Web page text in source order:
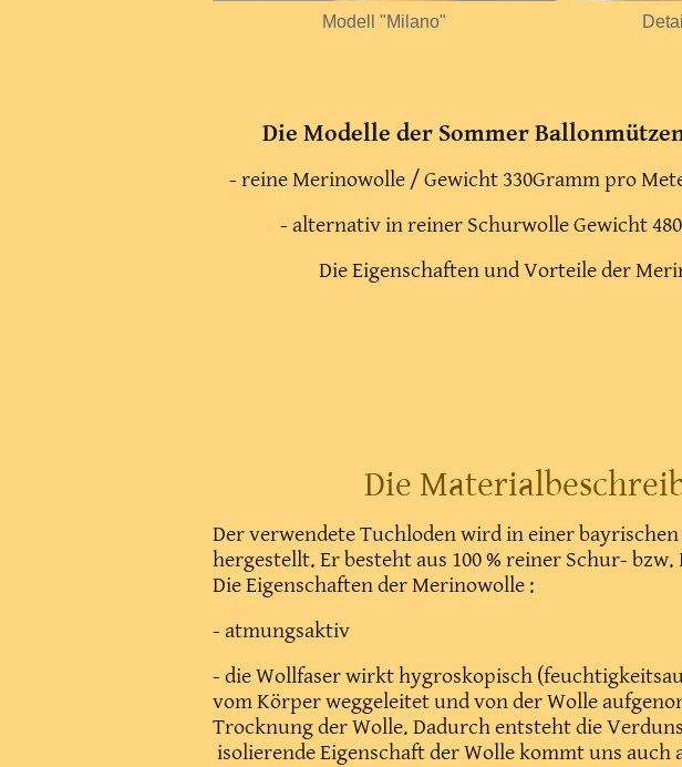
Modell "Milano"
Die Modelle der Sommer
- reine Merinowolle / Gewicht 330Gramm pro
- alternativ in reiner Schurwolle Gewicht
Die Eigenschaften und Vorteile der
Der verwendete Tuchloden wird in einer
hergestellt. Er besteht aus 100 % reiner Schur-
Die Eigenschaften der Merinowolle :
- atmungsaktiv
- die Wollfaser wirkt hygroskopisch
vom Körper weggeleitet und von der Wolle
Trocknung der Wolle. Dadurch entsteht die
isolierende Eigenschaft der Wolle kommt uns auch
Die